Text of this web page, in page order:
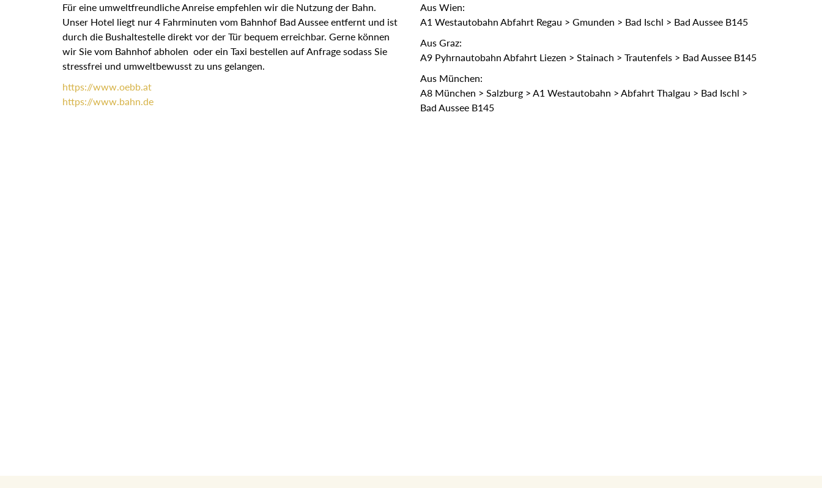
Für eine umweltfreundliche Anreise empfehlen wir die Nutzung der Bahn.
Unser Hotel liegt nur 4 Fahrminuten vom Bahnhof Bad Aussee entfernt und ist
durch die Bushaltestelle direkt vor der Tür bequem erreichbar. Gerne können
wir Sie vom Bahnhof abholen oder ein Taxi bestellen auf Anfrage sodass Sie
stressfrei und umweltbewusst zu uns gelangen.
https://www.oebb.at
https://www.bahn.de
Aus Wien:
A1 Westautobahn Abfahrt Regau > Gmunden > Bad Ischl > Bad Aussee B145
Aus Graz:
A9 Pyhrnautobahn Abfahrt Liezen > Stainach > Trautenfels > Bad Aussee B145
Aus München:
A8 München > Salzburg > A1 Westautobahn > Abfahrt Thalgau > Bad Ischl >
Bad Aussee B145